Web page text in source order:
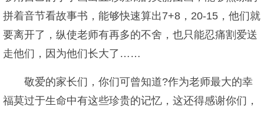
拼着音节看故事书，能够快速算出7+8，20-15，他们就
要离开了，纵使老师有再多的不舍，也只能忍痛割爱送
走他们，因为他们长大了……
敬爱的家长们，你们可曾知道?作为老师最大的幸
福莫过于生命中有这些珍贵的记忆，这还得感谢你们，